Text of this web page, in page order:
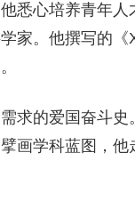
悉心培养青年人
家。他撰写的
求的爱国奋斗史
画学科蓝图，他